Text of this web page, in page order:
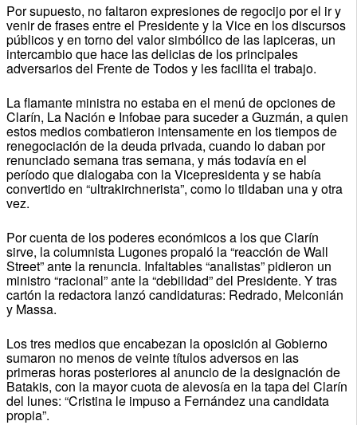
Por supuesto, no faltaron expresiones de regocijo por el ir y
venir de frases entre el Presidente y la Vice en los discursos
públicos y en torno del valor simbólico de las lapiceras, un
intercambio que hace las delicias de los principales
adversarios del Frente de Todos y les facilita el trabajo.
La flamante ministra no estaba en el menú de opciones de
Clarín, La Nación e Infobae para suceder a Guzmán, a quien
estos medios combatieron intensamente en los tiempos de
renegociación de la deuda privada, cuando lo daban por
renunciado semana tras semana, y más todavía en el
período que dialogaba con la Vicepresidenta y se había
convertido en “ultrakirchnerista”, como lo tildaban una y otra
vez.
Por cuenta de los poderes económicos a los que Clarín
sirve, la columnista Lugones propaló la “reacción de Wall
Street” ante la renuncia. Infaltables “analistas” pidieron un
ministro “racional” ante la “debilidad” del Presidente. Y tras
cartón la redactora lanzó candidaturas: Redrado, Melconián
y Massa.
Los tres medios que encabezan la oposición al Gobierno
sumaron no menos de veinte títulos adversos en las
primeras horas posteriores al anuncio de la designación de
Batakis, con la mayor cuota de alevosía en la tapa del Clarín
del lunes: “Cristina le impuso a Fernández una candidata
propia”.